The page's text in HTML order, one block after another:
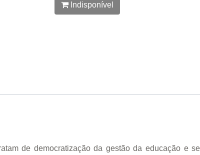
Indisponível
de democratização da gestão da educação e